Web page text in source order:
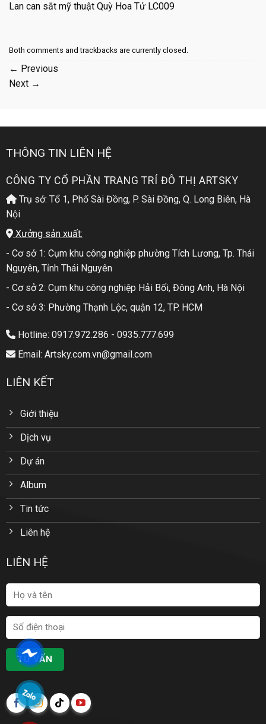
Lan can sắt mỹ thuật Quỳ Hoa Tử LC009
Both comments and trackbacks are currently closed.
← Previous
Next →
THÔNG TIN LIÊN HỆ
CÔNG TY CỔ PHẦN TRANG TRÍ ĐÔ THỊ ARTSKY
Trụ sở: Tổ 1, Phố Sài Đồng, P. Sài Đồng, Q. Long Biên, Hà
Nội
Xưởng sản xuất:
- Cơ sở 1: Cụm khu công nghiệp phường Tích Lương, Tp. Thái
Nguyên, Tỉnh Thái Nguyên
- Cơ sở 2: Cụm khu công nghiệp Hải Bối, Đông Anh, Hà Nội
- Cơ sở 3: Phường Thạnh Lộc, quận 12, TP. HCM
Hotline: 0917.972.286 - 0935.777.699
Email: Artsky.com.vn@gmail.com
LIÊN KẾT
Giới thiệu
Dịch vụ
Dự án
Album
Tin tức
Liên hệ
LIÊN HỆ